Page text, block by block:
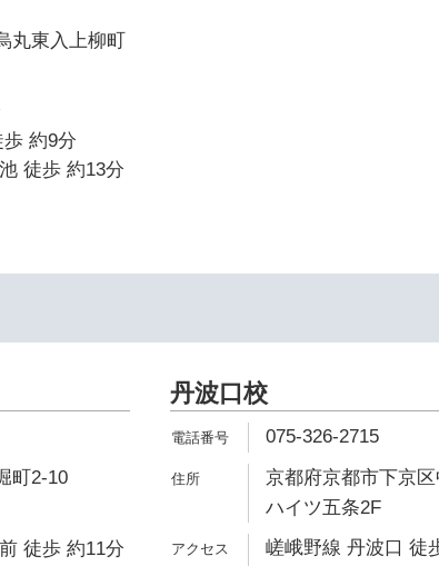
丸東入上柳町
約9分
徒歩 約13分
町2-10
徒歩 約11分
丹波口校
075-326-2715
京都府京都市下京
ハイツ五条2F
嵯峨野線 丹波口 徒